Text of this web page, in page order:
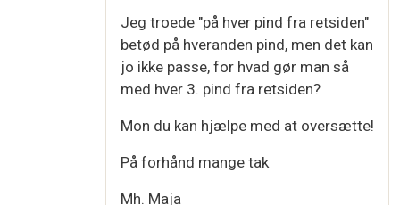
Jeg troede "på hver pind fra retsiden"
betød på hveranden pind, men det kan
jo ikke passe, for hvad gør man så
med hver 3. pind fra retsiden?
Mon du kan hjælpe med at oversætte!
På forhånd mange tak
Mh. Maja